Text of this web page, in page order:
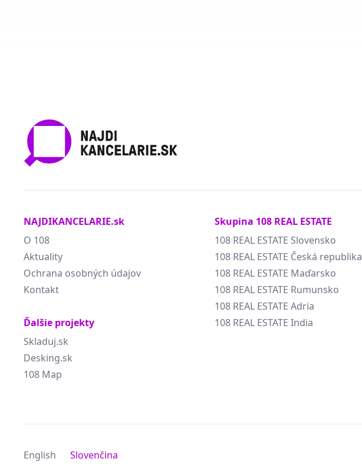
NAJDIKANCELARIE.sk
O 108
Aktuality
Ochrana osobných údajov
Kontakt
Ďalšie projekty
Skladuj.sk
Desking.sk
108 Map
Skupina 108 REAL ESTATE
108 REAL ESTATE Slovensko
108 REAL ESTATE Česká republika
108 REAL ESTATE Maďarsko
108 REAL ESTATE Rumunsko
108 REAL ESTATE Adria
108 REAL ESTATE India
English Slovenčina